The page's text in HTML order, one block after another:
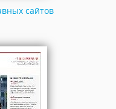
сайтов